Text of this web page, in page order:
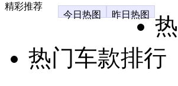
精彩推荐
今日热图
昨日热图
热门车款排行